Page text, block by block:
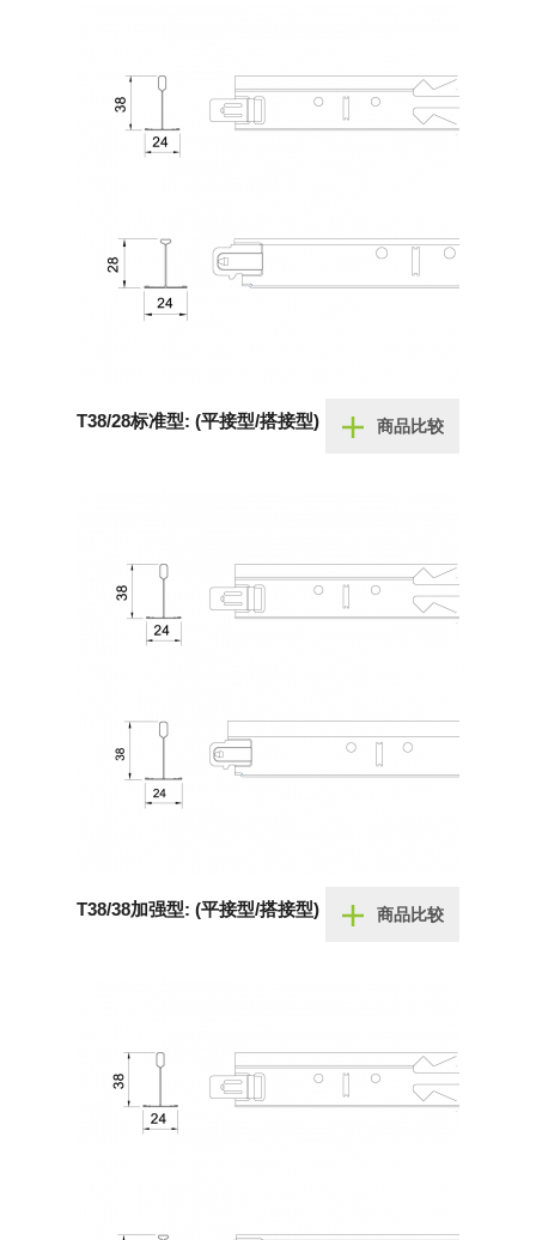
T38/28标准型: (平接型/搭接型) 商品比较
T38/38加强型: (平接型/搭接型) 商品比较